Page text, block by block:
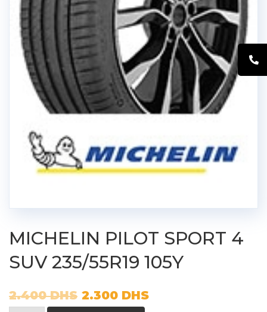
MICHELIN PILOT SPORT 4
SUV 235/55R19 105Y
2.400DHS 2.300 DHS